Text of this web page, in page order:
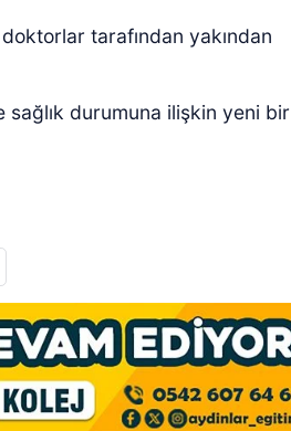
tarafından yakından
durumuna ilişkin yeni bir